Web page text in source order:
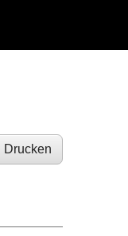
Drucken